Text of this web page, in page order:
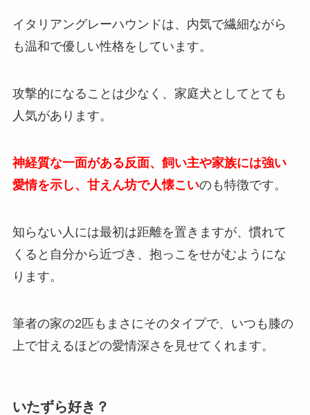
イタリアングレーハウンドは、内気で繊細ながら
も温和で優しい性格をしています。
攻撃的になることは少なく、家庭犬としてとても
人気があります。
神経質な一面がある反面、飼い主や家族には強い
愛情を示し、甘えん坊で人懐こいのも特徴です。
知らない人には最初は距離を置きますが、慣れて
くると自分から近づき、抱っこをせがむようにな
ります。
筆者の家の2匹もまさにそのタイプで、いつも膝の
上で甘えるほどの愛情深さを見せてくれます。
いたずら好き？